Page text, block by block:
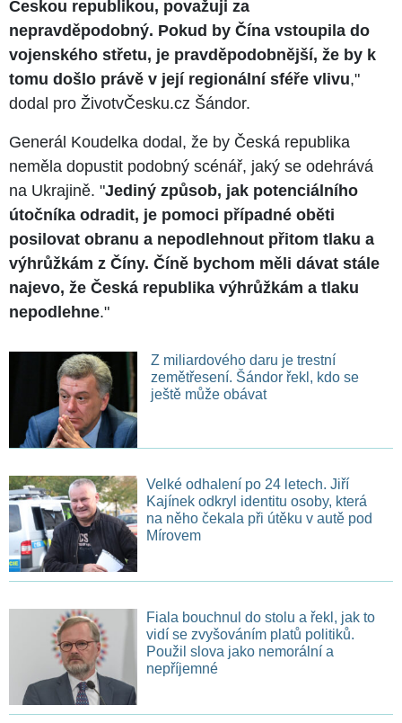
Českou republikou, považuji za
nepravděpodobný. Pokud by Čína vstoupila do
vojenského střetu, je pravděpodobnější, že by k
tomu došlo právě v její regionální sféře vlivu,"
dodal pro ŽivotvČesku.cz Šándor.
Generál Koudelka dodal, že by Česká republika
neměla dopustit podobný scénář, jaký se odehrává
na Ukrajině. "Jediný způsob, jak potenciálního
útočníka odradit, je pomoci případné oběti
posilovat obranu a nepodlehnout přitom tlaku a
výhrůžkám z Číny. Číně bychom měli dávat stále
najevo, že Česká republika výhrůžkám a tlaku
nepodlehne."
Z miliardového daru je trestní
zemětřesení. Šándor řekl, kdo se
ještě může obávat
Velké odhalení po 24 letech. Jiří
Kajínek odkryl identitu osoby, která
na něho čekala při útěku v autě pod
Mírovem
Fiala bouchnul do stolu a řekl, jak to
vidí se zvyšováním platů politiků.
Použil slova jako nemorální a
nepříjemné